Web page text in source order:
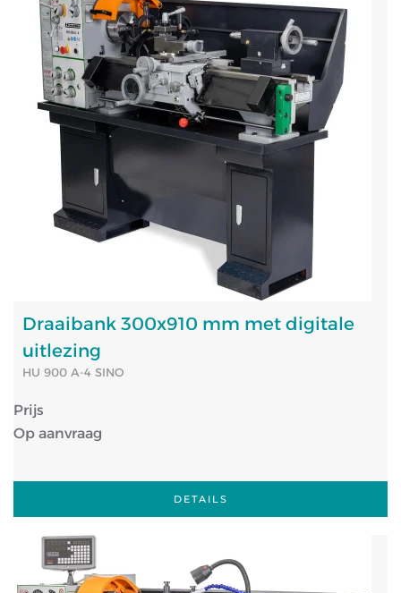
Draaibank 300x910 mm met digitale
uitlezing
HU 900 A-4 SINO
Prijs
Op aanvraag
DETAILS